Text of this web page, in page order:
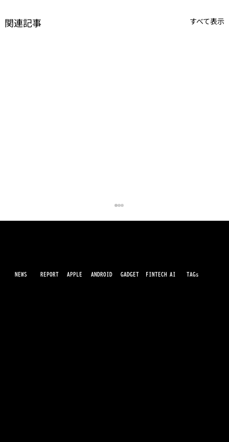
関連記事 すべて表示
NEWS REPORT APPLE ANDROID GADGET FINTECH AI TAGs